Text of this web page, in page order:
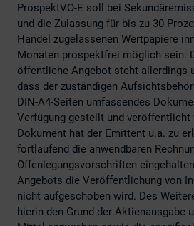
ProspektVO-E soll bei
und die Zulassung für bis zu 30
Handel zugelassenen Wertpapiere
Monaten prospektfrei möglich sein.
öffentliche Angebot steht allerdings
dass der zuständigen
DIN-A4-Seiten umfassendes
Verfügung gestellt und veröffentlicht
Dokument hat der Emittent u.a. zu
fortlaufend die anwendbaren
Offenlegungsvorschriften
Angebots die Veröffentlichung von
nicht aufgeschoben wird. Des
hierin den Grund der Aktienausgabe